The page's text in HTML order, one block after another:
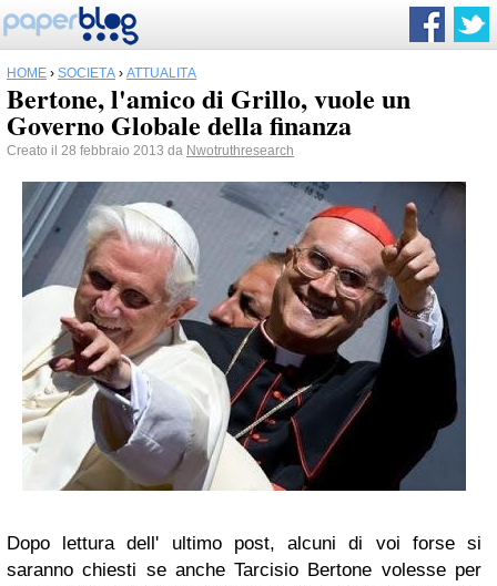
HOME › SOCIETÀ › ATTUALITÀ
Bertone, l'amico di Grillo, vuole un
Governo Globale della finanza
Creato il 28 febbraio 2013 da Nwotruthresearch
Dopo lettura dell' ultimo post, alcuni di voi forse si
saranno chiesti se anche Tarcisio Bertone volesse per